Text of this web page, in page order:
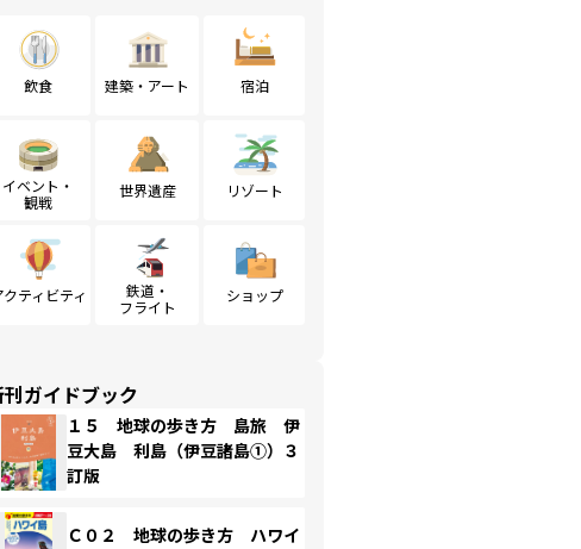
飲食 建築・アート 宿泊
イベント・
観戦
世界遺産 リゾート
クティビティ
鉄道・
フライト
ショップ
ガイドブック
１５ 地球の歩き方 島旅 伊
豆大島 利島（伊豆諸島①）３
訂版
Ｃ０２ 地球の歩き方 ハワイ